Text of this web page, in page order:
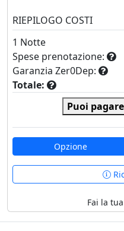
RIEPILOGO COSTI
1 Notte
Spese prenotazione:
Garanzia Zer0Dep:
Totale:
Puoi
Opzione
Fai la